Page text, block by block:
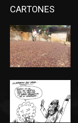
CARTONES